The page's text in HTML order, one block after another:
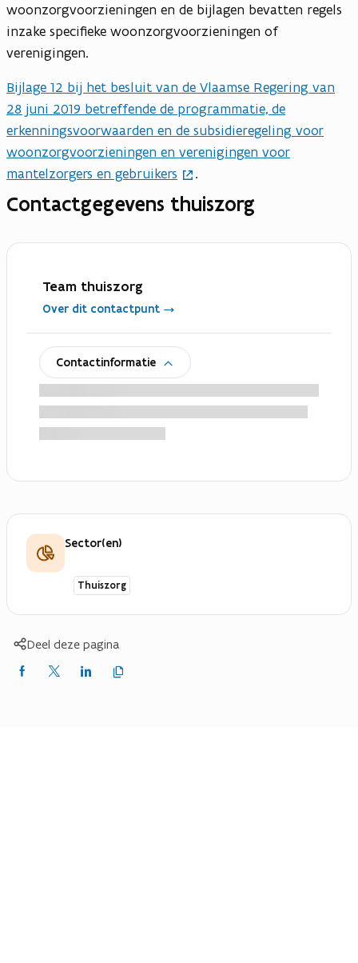
woonzorgvoorzieningen en de bijlagen bevatten regels
inzake specifieke woonzorgvoorzieningen of
verenigingen.
Bijlage 12 bij het besluit van de Vlaamse Regering van
28 juni 2019 betreffende de programmatie, de
erkenningsvoorwaarden en de subsidieregeling voor
woonzorgvoorzieningen en verenigingen voor
mantelzorgers en gebruikers
.
Contactgegevens thuiszorg
Team thuiszorg
Over dit contactpunt
Contactinformatie
Sector(en)
Thuiszorg
Deel deze pagina
Delen
Delen
Delen
link